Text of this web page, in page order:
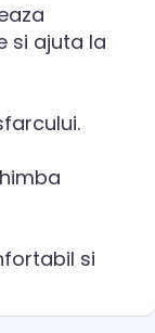
si ajuta la
si